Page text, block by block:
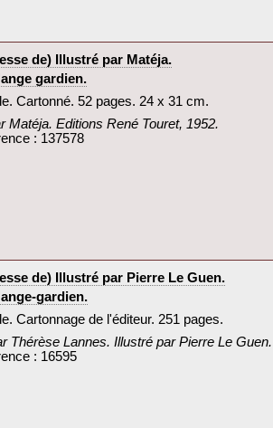
de) Illustré par Matéja.‎
gardien.‎
Cartonné. 52 pages. 24 x 31 cm.‎
Matéja. Editions René Touret, 1952.‎
: 137578
de) Illustré par Pierre Le Guen.‎
gardien.‎
Cartonnage de l'éditeur. 251 pages.‎
Thérèse Lannes. Illustré par Pierre Le
: 16595